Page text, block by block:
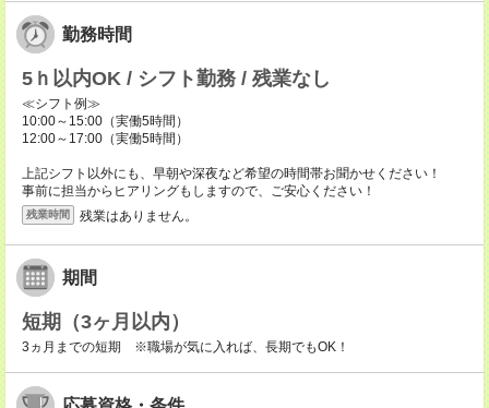
勤務時間
5ｈ以内OK / シフト勤務 / 残業なし
≪シフト例≫
10:00～15:00（実働5時間）
12:00～17:00（実働5時間）
上記シフト以外にも、早朝や深夜など希望の時間帯お聞かせください！
事前に担当からヒアリングもしますので、ご安心ください！
残業時間 残業はありません。
期間
短期（3ヶ月以内）
3ヵ月までの短期 ※職場が気に入れば、長期でもOK！